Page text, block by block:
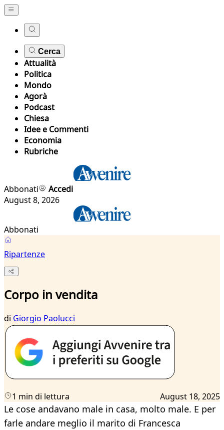
Cerca
Attualità
Politica
Mondo
Agorà
Podcast
Chiesa
Idee e Commenti
Economia
Rubriche
Abbonati
Accedi
August 8, 2026
Abbonati
Ripartenze
Corpo in vendita
di Giorgio Paolucci
1 min di lettura August 18, 2025
Le cose andavano male in casa, molto male. E per
farle andare meglio il marito di Francesca